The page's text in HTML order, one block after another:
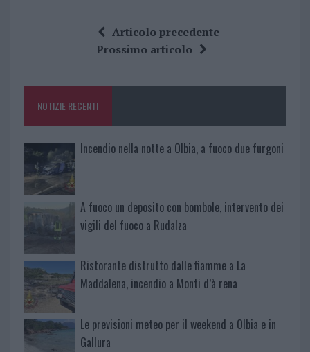
o
k
te
re
at
s
p
a
re
Articolo precedente
Prossimo articolo
NOTIZIE RECENTI
Incendio nella notte a Olbia, a fuoco due furgoni
A fuoco un deposito con bombole, intervento dei
vigili del fuoco a Rudalza
Ristorante distrutto dalle fiamme a La
Maddalena, incendio a Monti d’à rena
Le previsioni meteo per il weekend a Olbia e in
Gallura